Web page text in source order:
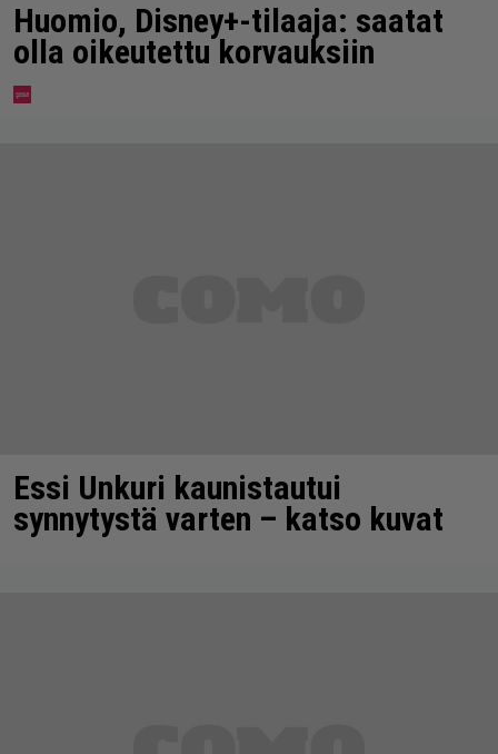
Huomio, Disney+-tilaaja: saatat
olla oikeutettu korvauksiin
Essi Unkuri kaunistautui
synnytystä varten – katso kuvat